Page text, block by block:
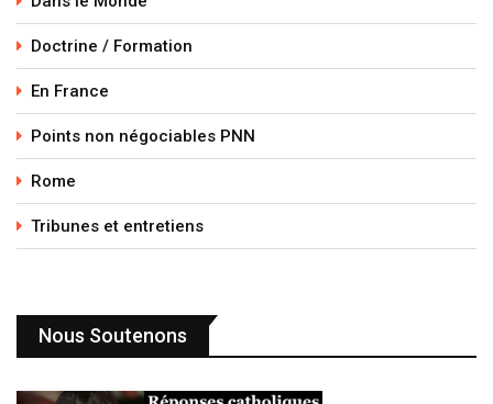
Doctrine / Formation
En France
Points non négociables PNN
Rome
Tribunes et entretiens
Nous Soutenons